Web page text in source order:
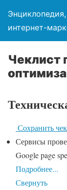
интернет-
Чеклист
Сохранить
Сервисы
Google page
Подробнее...
Свернуть